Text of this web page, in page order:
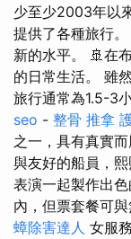
少至少2003年以
提供了各種旅行
新的水平。 🚢在
的日常生活。 雖
旅行通常為1.5-3
seo - 整骨 推拿
之一，具有真實
與友好的船員，
表演一起製作出色
內，但票套餐可
蟑除害達人 女服